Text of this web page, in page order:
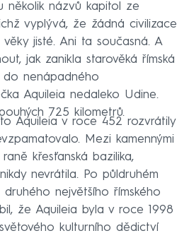
několik názvů kapitol ze
vyplývá, že žádná civilizace
jisté. Ani ta současná. A
jak zanikla starověká římská
nenápadného
Aquileia nedaleko Udine.
725 kilometrů.
Aquileia v roce 452 rozvrátily
Mezi kamennými
křesťanská bazilika,
nevrátila. Po půldruhém
největšího římského
že Aquileia byla v roce 1998
kulturního dědictví